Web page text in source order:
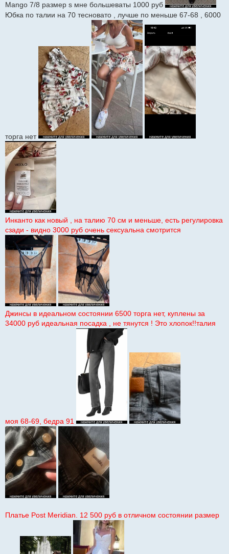
Mango 7/8 размер s мне большеваты 1000 руб
Юбка по талии на 70 тесновато , лучше по меньше 67-68 , 6000
торга нет
Инканто как новый , на талию 70 см и меньше, есть регулировка
сзади - видно 3000 руб очень сексуальна смотрится
Джинсы в идеальном состоянии 6500 торга нет, куплены за
34000 руб идеальная посадка , не тянутся ! Это хлопок!!талия
моя 68-69, бедра 91
Платье Post Meridian. 12 500 руб в отличном состоянии размер